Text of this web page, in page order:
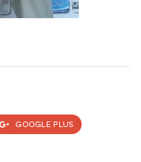
GOOGLE PLUS